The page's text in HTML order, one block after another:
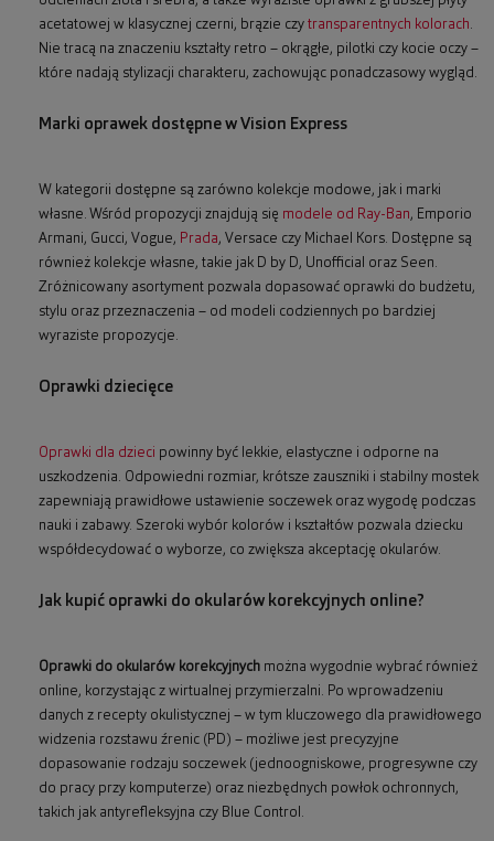
acetatowej w klasycznej czerni, brązie czy transparentnych kolorach.
Nie tracą na znaczeniu kształty retro – okrągłe, pilotki czy kocie oczy –
które nadają stylizacji charakteru, zachowując ponadczasowy wygląd.
Marki oprawek dostępne w Vision Express
W kategorii dostępne są zarówno kolekcje modowe, jak i marki
własne. Wśród propozycji znajdują się modele od Ray-Ban, Emporio
Armani, Gucci, Vogue, Prada, Versace czy Michael Kors. Dostępne są
również kolekcje własne, takie jak D by D, Unofficial oraz Seen.
Zróżnicowany asortyment pozwala dopasować oprawki do budżetu,
stylu oraz przeznaczenia – od modeli codziennych po bardziej
wyraziste propozycje.
Oprawki dziecięce
Oprawki dla dzieci powinny być lekkie, elastyczne i odporne na
uszkodzenia. Odpowiedni rozmiar, krótsze zauszniki i stabilny mostek
zapewniają prawidłowe ustawienie soczewek oraz wygodę podczas
nauki i zabawy. Szeroki wybór kolorów i kształtów pozwala dziecku
współdecydować o wyborze, co zwiększa akceptację okularów.
Jak kupić oprawki do okularów korekcyjnych online?
Oprawki do okularów korekcyjnych można wygodnie wybrać również
online, korzystając z wirtualnej przymierzalni. Po wprowadzeniu
danych z recepty okulistycznej – w tym kluczowego dla prawidłowego
widzenia rozstawu źrenic (PD) – możliwe jest precyzyjne
dopasowanie rodzaju soczewek (jednoogniskowe, progresywne czy
do pracy przy komputerze) oraz niezbędnych powłok ochronnych,
takich jak antyrefleksyjna czy Blue Control.